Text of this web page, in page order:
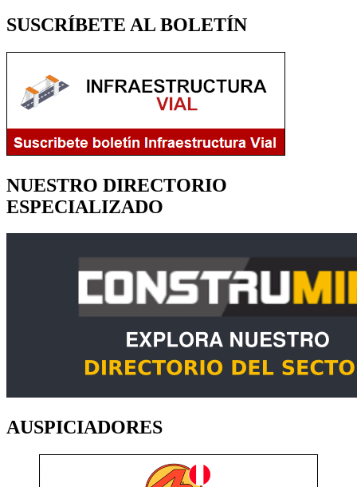
SUSCRÍBETE AL BOLETÍN
NUESTRO DIRECTORIO
ESPECIALIZADO
AUSPICIADORES